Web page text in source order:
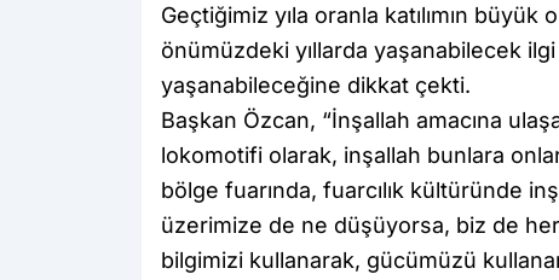
Geçtiğimiz yıla oranla katılımın
önümüzdeki yıllarda yaşanabilecek
yaşanabileceğine dikkat çekti.
Başkan Özcan, “İnşallah amacına
lokomotifi olarak, inşallah bunlara
bölge fuarında, fuarcılık kültüründe
üzerimize de ne düşüyorsa, biz de
bilgimizi kullanarak, gücümüzü